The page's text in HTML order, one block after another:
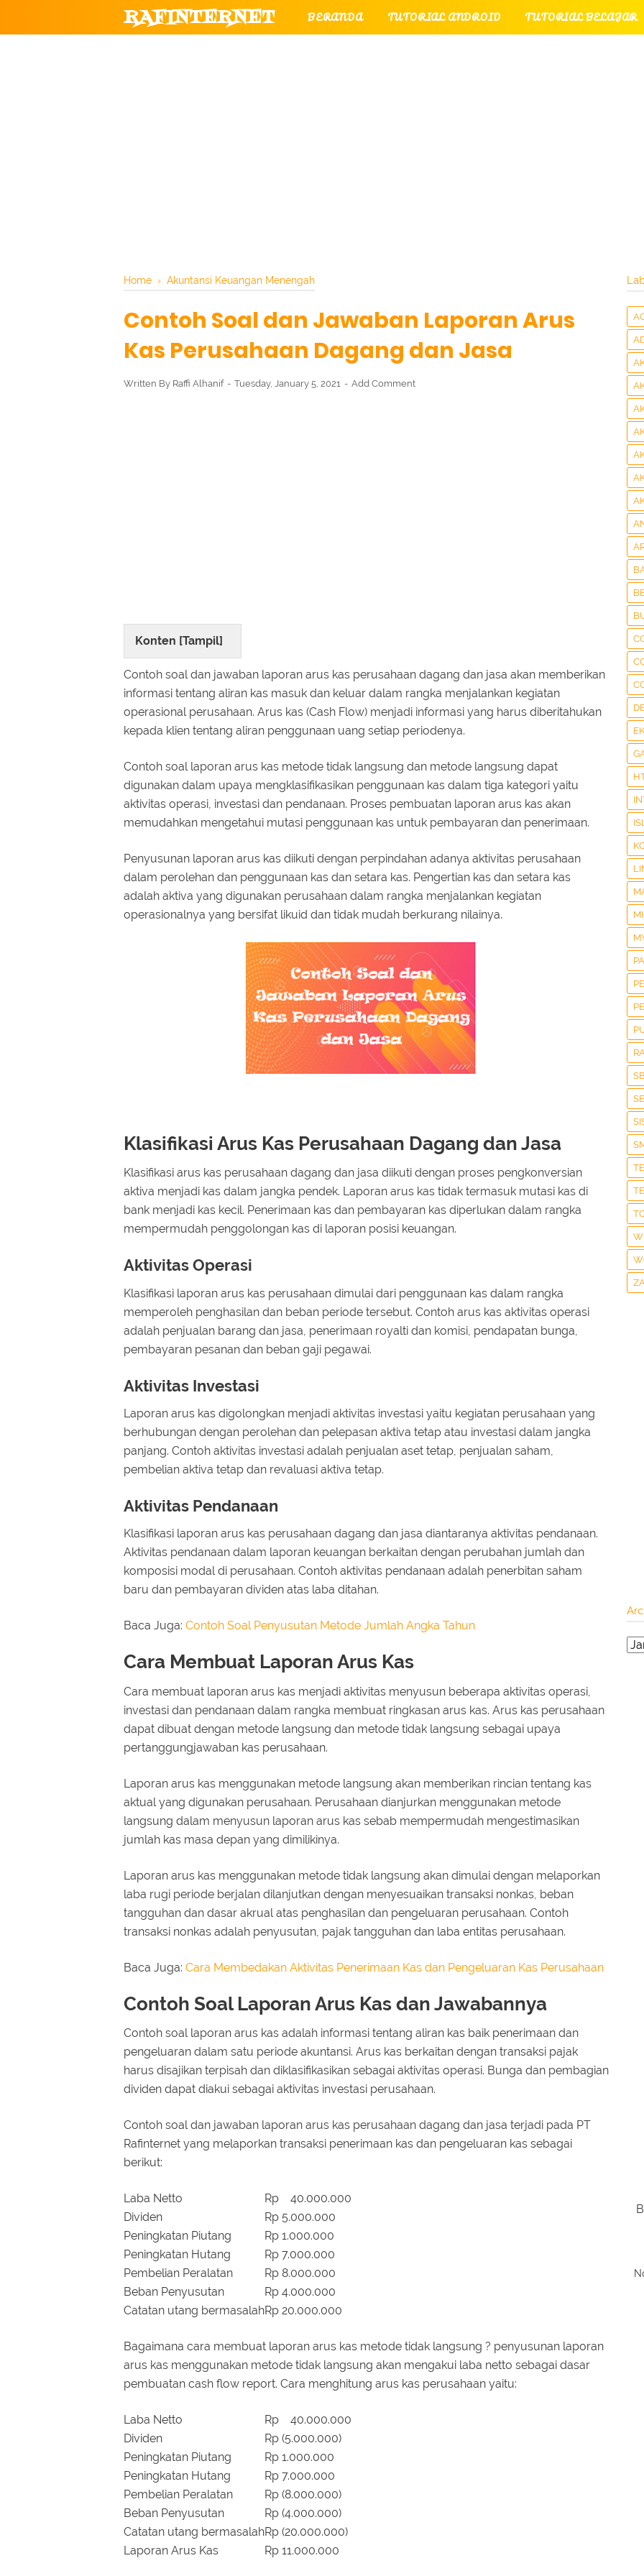
RAFINTERNET BERANDA TUTORIAL ANDROID TUTORIAL BELAJAR
Home › Akuntansi Keuangan Menengah
Contoh Soal dan Jawaban Laporan Arus
Kas Perusahaan Dagang dan Jasa
Written By Raffi Alhanif Tuesday, January 5, 2021 Add Comment
Konten [Tampil]
Contoh soal dan jawaban laporan arus kas perusahaan dagang dan jasa akan memberikan
informasi tentang aliran kas masuk dan keluar dalam rangka menjalankan kegiatan
operasional perusahaan. Arus kas (Cash Flow) menjadi informasi yang harus diberitahukan
kepada klien tentang aliran penggunaan uang setiap periodenya.
Contoh soal laporan arus kas metode tidak langsung dan metode langsung dapat
digunakan dalam upaya mengklasifikasikan penggunaan kas dalam tiga kategori yaitu
aktivitas operasi, investasi dan pendanaan. Proses pembuatan laporan arus kas akan
memudahkan mengetahui mutasi penggunaan kas untuk pembayaran dan penerimaan.
Penyusunan laporan arus kas diikuti dengan perpindahan adanya aktivitas perusahaan
dalam perolehan dan penggunaan kas dan setara kas. Pengertian kas dan setara kas
adalah aktiva yang digunakan perusahaan dalam rangka menjalankan kegiatan
operasionalnya yang bersifat likuid dan tidak mudah berkurang nilainya.
Klasifikasi Arus Kas Perusahaan Dagang dan Jasa
Klasifikasi arus kas perusahaan dagang dan jasa diikuti dengan proses pengkonversian
aktiva menjadi kas dalam jangka pendek. Laporan arus kas tidak termasuk mutasi kas di
bank menjadi kas kecil. Penerimaan kas dan pembayaran kas diperlukan dalam rangka
mempermudah penggolongan kas di laporan posisi keuangan.
Aktivitas Operasi
Klasifikasi laporan arus kas perusahaan dimulai dari penggunaan kas dalam rangka
memperoleh penghasilan dan beban periode tersebut. Contoh arus kas aktivitas operasi
adalah penjualan barang dan jasa, penerimaan royalti dan komisi, pendapatan bunga,
pembayaran pesanan dan beban gaji pegawai.
Aktivitas Investasi
Laporan arus kas digolongkan menjadi aktivitas investasi yaitu kegiatan perusahaan yang
berhubungan dengan perolehan dan pelepasan aktiva tetap atau investasi dalam jangka
panjang. Contoh aktivitas investasi adalah penjualan aset tetap, penjualan saham,
pembelian aktiva tetap dan revaluasi aktiva tetap.
Aktivitas Pendanaan
Klasifikasi laporan arus kas perusahaan dagang dan jasa diantaranya aktivitas pendanaan.
Aktivitas pendanaan dalam laporan keuangan berkaitan dengan perubahan jumlah dan
komposisi modal di perusahaan. Contoh aktivitas pendanaan adalah penerbitan saham
baru dan pembayaran dividen atas laba ditahan.
Baca Juga: Contoh Soal Penyusutan Metode Jumlah Angka Tahun
Cara Membuat Laporan Arus Kas
Cara membuat laporan arus kas menjadi aktivitas menyusun beberapa aktivitas operasi,
investasi dan pendanaan dalam rangka membuat ringkasan arus kas. Arus kas perusahaan
dapat dibuat dengan metode langsung dan metode tidak langsung sebagai upaya
pertanggungjawaban kas perusahaan.
Laporan arus kas menggunakan metode langsung akan memberikan rincian tentang kas
aktual yang digunakan perusahaan. Perusahaan dianjurkan menggunakan metode
langsung dalam menyusun laporan arus kas sebab mempermudah mengestimasikan
jumlah kas masa depan yang dimilikinya.
Laporan arus kas menggunakan metode tidak langsung akan dimulai dengan melaporkan
laba rugi periode berjalan dilanjutkan dengan menyesuaikan transaksi nonkas, beban
tangguhan dan dasar akrual atas penghasilan dan pengeluaran perusahaan. Contoh
transaksi nonkas adalah penyusutan, pajak tangguhan dan laba entitas perusahaan.
Baca Juga: Cara Membedakan Aktivitas Penerimaan Kas dan Pengeluaran Kas Perusahaan
Contoh Soal Laporan Arus Kas dan Jawabannya
Contoh soal laporan arus kas adalah informasi tentang aliran kas baik penerimaan dan
pengeluaran dalam satu periode akuntansi. Arus kas berkaitan dengan transaksi pajak
harus disajikan terpisah dan diklasifikasikan sebagai aktivitas operasi. Bunga dan pembagian
dividen dapat diakui sebagai aktivitas investasi perusahaan.
Contoh soal dan jawaban laporan arus kas perusahaan dagang dan jasa terjadi pada PT
Rafinternet yang melaporkan transaksi penerimaan kas dan pengeluaran kas sebagai
berikut:
Laba Netto
Rp 40.000.000
Dividen
Rp 5.000.000
Peningkatan Piutang
Rp 1.000.000
Peningkatan Hutang
Rp 7.000.000
Pembelian Peralatan
Rp 8.000.000
Beban Penyusutan
Rp 4.000.000
Catatan utang bermasalahRp 20.000.000
Bagaimana cara membuat laporan arus kas metode tidak langsung ? penyusunan laporan
arus kas menggunakan metode tidak langsung akan mengakui laba netto sebagai dasar
pembuatan cash flow report. Cara menghitung arus kas perusahaan yaitu:
Laba Netto
Rp 40.000.000
Dividen
Rp (5.000.000)
Peningkatan Piutang
Rp 1.000.000
Peningkatan Hutang
Rp 7.000.000
Pembelian Peralatan
Rp (8.000.000)
Beban Penyusutan
Rp (4.000.000)
Catatan utang bermasalahRp (20.000.000)
Laporan Arus Kas
Rp 11.000.000